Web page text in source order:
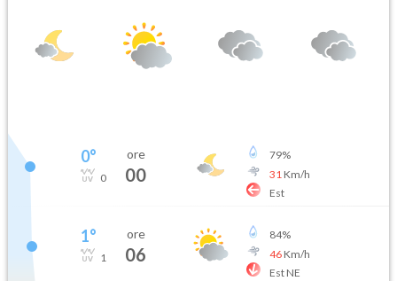
0°
0
ore
00
79%
31 Km/h
Est
1°
1
ore
06
84%
46Km/h
Est NE